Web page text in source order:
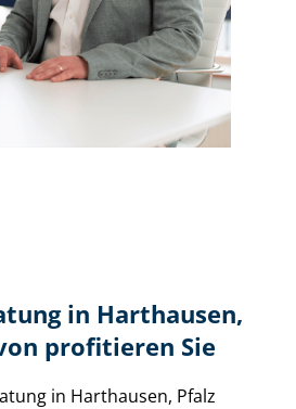
in Harthausen,
profitieren Sie
in Harthausen, Pfalz